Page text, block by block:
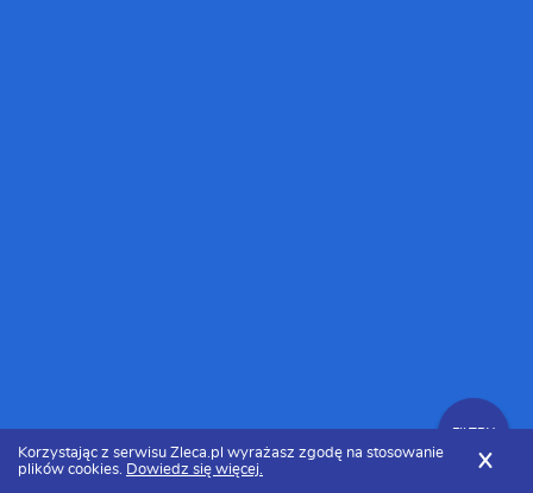
FILTRY
Korzystając z serwisu Zleca.pl wyrażasz zgodę na stosowanie
plików cookies. Dowiedz się więcej. X